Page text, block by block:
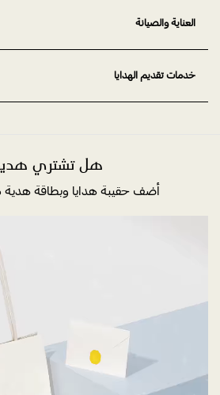
العناية والصيانة
خدمات تقديم الهدايا
هل تشتري
أضف حقيبة هدايا وبطاقة هدية